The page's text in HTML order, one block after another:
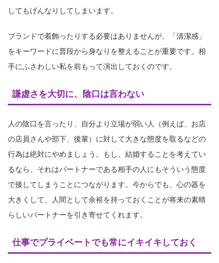
してもげんなりしてしまいます。
ブランドで着飾ったりする必要はありませんが、「清潔感」
をキーワードに普段から身なりを整えることが重要です。相
手にふさわしい私を前もって演出しておくのです。
謙虚さを大切に、陰口は言わない
人の陰口を言ったり、自分より立場が弱い人（例えば、お店
の店員さんや部下、後輩）に対して大きな態度を取るなどの
行為は絶対にやめましょう。もし、結婚することを考えてい
るなら、それはパートナーである相手の人にもそういう態度
で接してしまうことにつながります。今からでも、心の器を
大きくして、人間として余裕を持っておくことが将来の素晴
らしいパートナーを引き寄せてくれます。
仕事でプライベートでも常にイキイキしておく